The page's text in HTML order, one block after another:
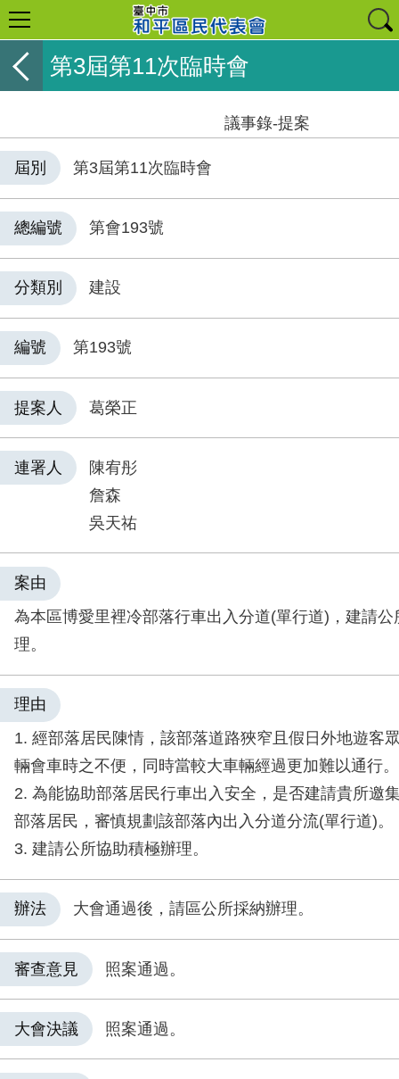
第3屆第11次臨時會
議事錄-提案
屆別 第3屆第11次臨時會
總編號 第會193號
分類別 建設
編號 第193號
提案人 葛榮正
連署人
陳宥彤
詹森
吳天祐
案由
為本區博愛里裡冷部落行車出入分道(單行道)，建請公
理。
理由
1. 經部落居民陳情，該部落道路狹窄且假日外地遊客
輛會車時之不便，同時當較大車輛經過更加難以通行。
2. 為能協助部落居民行車出入安全，是否建請貴所邀
部落居民，審慎規劃該部落內出入分道分流(單行道)。
3. 建請公所協助積極辦理。
辦法 大會通過後，請區公所採納辦理。
審查意見 照案通過。
大會決議 照案通過。